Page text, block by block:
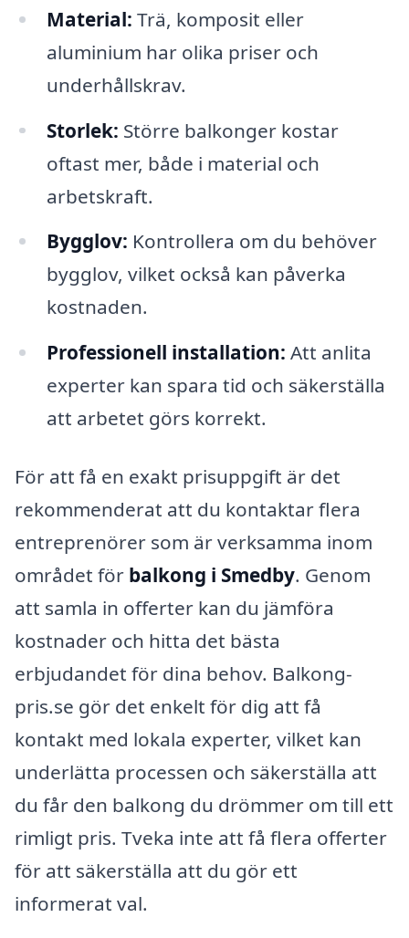
Material: Trä, komposit eller
aluminium har olika priser och
underhållskrav.
Storlek: Större balkonger kostar
oftast mer, både i material och
arbetskraft.
Bygglov: Kontrollera om du behöver
bygglov, vilket också kan påverka
kostnaden.
Professionell installation: Att anlita
experter kan spara tid och säkerställa
att arbetet görs korrekt.
För att få en exakt prisuppgift är det
rekommenderat att du kontaktar flera
entreprenörer som är verksamma inom
området för balkong i Smedby. Genom
att samla in offerter kan du jämföra
kostnader och hitta det bästa
erbjudandet för dina behov. Balkong-
pris.se gör det enkelt för dig att få
kontakt med lokala experter, vilket kan
underlätta processen och säkerställa att
du får den balkong du drömmer om till ett
rimligt pris. Tveka inte att få flera offerter
för att säkerställa att du gör ett
informerat val.